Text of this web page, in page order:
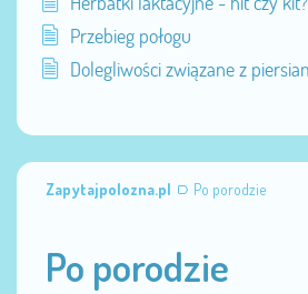
Przebieg połogu
Dolegliwości związane z
Zapytajpolozna.pl Po porodzie
Po porodzie